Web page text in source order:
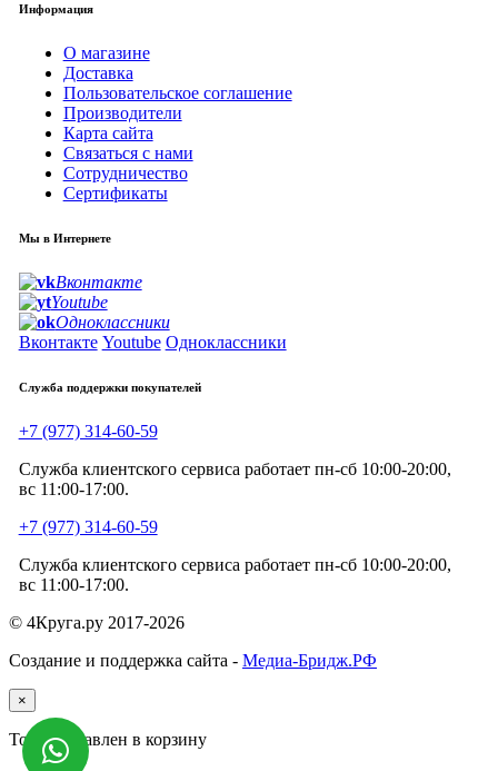
Информация
О магазине
Доставка
Пользовательское соглашение
Производители
Карта сайта
Связаться с нами
Сотрудничество
Сертификаты
Мы в Интернете
Вконтакте
Youtube
Одноклассники
Вконтакте Youtube Одноклассники
Служба поддержки покупателей
+7 (977) 314-60-59
Служба клиентского сервиса работает пн-сб 10:00-20:00,
вс 11:00-17:00.
+7 (977) 314-60-59
Служба клиентского сервиса работает пн-сб 10:00-20:00,
вс 11:00-17:00.
© 4Круга.ру 2017-2026
Создание и поддержка сайта - Медиа-Бридж.РФ
×
Товар добавлен в корзину